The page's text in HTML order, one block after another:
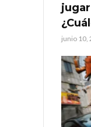
junio 10,